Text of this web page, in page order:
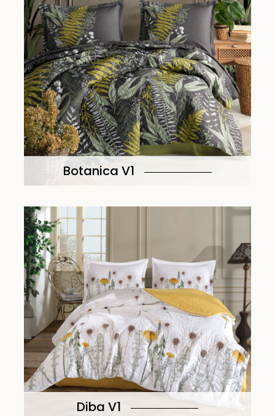
Botanica V1
Diba V1